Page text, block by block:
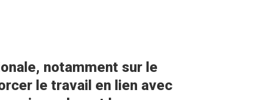
notamment sur le
le travail en lien avec